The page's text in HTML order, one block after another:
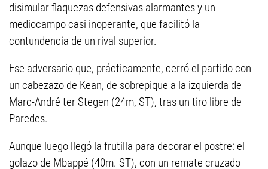
disimular flaquezas defensivas alarmantes y un
mediocampo casi inoperante, que facilitó la
contundencia de un rival superior.
Ese adversario que, prácticamente, cerró el partido con
un cabezazo de Kean, de sobrepique a la izquierda de
Marc-André ter Stegen (24m, ST), tras un tiro libre de
Paredes.
Aunque luego llegó la frutilla para decorar el postre: el
golazo de Mbappé (40m. ST), con un remate cruzado